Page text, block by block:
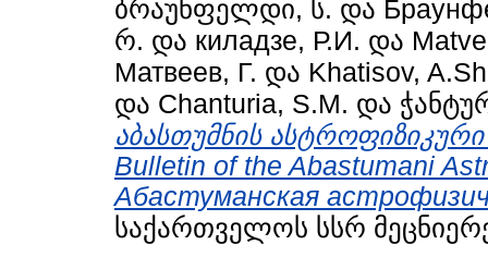
ბრაუნფელდი, ს. და
რ. და киладзе, Р.И. და
Матвеев, Г. და Khatisov,
და Chanturia, S.M. და
აბასთუმნის
Bulletin of the Abastumani
Абастуманская
საქართველოს სსრ